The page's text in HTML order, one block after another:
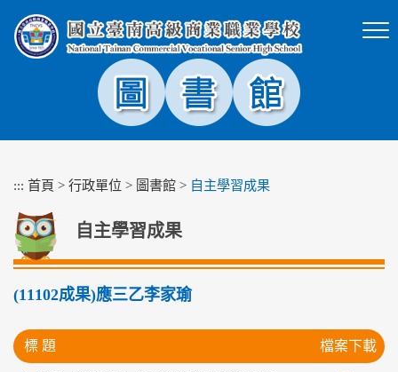
塊
::: 首頁 > 行政單位 > 圖書館 > 自主學習成果
自主學習成果
(11102成果)應三乙李家瑜
標 題 檔案下載